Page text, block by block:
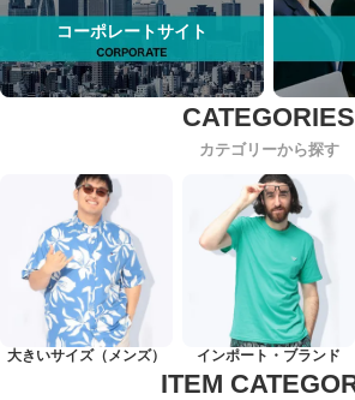
コーポレートサイト
カテゴリーから探す
大きいサイズ（メンズ） インポート・ブランド